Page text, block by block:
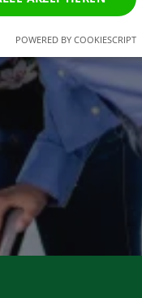
POWERED BY COOKIESCRIPT